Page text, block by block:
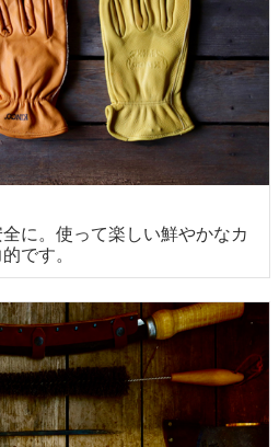
に。使って楽しい鮮やかなカ
です。